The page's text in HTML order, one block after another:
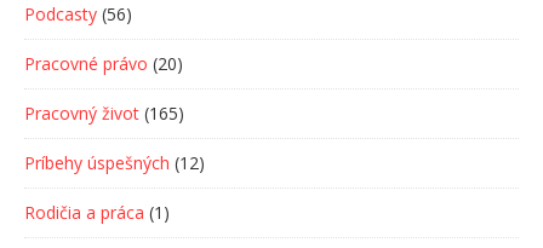
Podcasty (56)
Pracovné právo (20)
Pracovný život (165)
Príbehy úspešných (12)
Rodičia a práca (1)